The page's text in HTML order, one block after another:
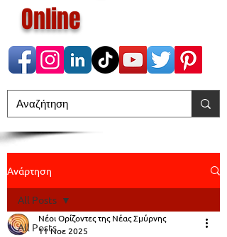
Online
Ανάρτηση
All Posts
All Posts
Νέοι Ορίζοντες της Νέας Σμύρνης
11 Νοε 2025